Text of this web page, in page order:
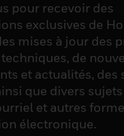
pour recevoir des
exclusives de
mises à jour des
de
et actualités, des
que divers
et autres
électronique.